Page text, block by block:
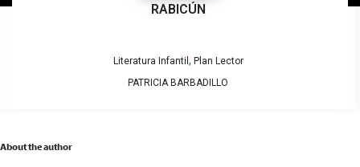
RABICÚN
Literatura Infantil , Plan Lector
PATRICIA BARBADILLO
About the author